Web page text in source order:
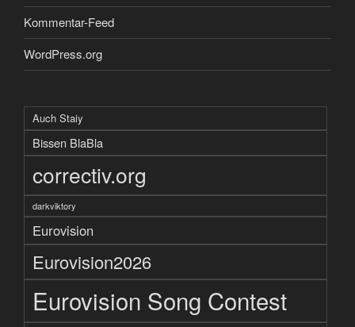
Kommentar-Feed
WordPress.org
Auch Staiy
Bissen BlaBla
correctiv.org
darkviktory
Eurovision
Eurovision2026
Eurovision Song Contest